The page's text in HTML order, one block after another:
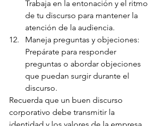
Trabaja en la entonación y el ritmo
de tu discurso para mantener la
atención de la audiencia.
Maneja preguntas y objeciones:
Prepárate para responder
preguntas o abordar objeciones
que puedan surgir durante el
discurso.
Recuerda que un buen discurso
corporativo debe transmitir la